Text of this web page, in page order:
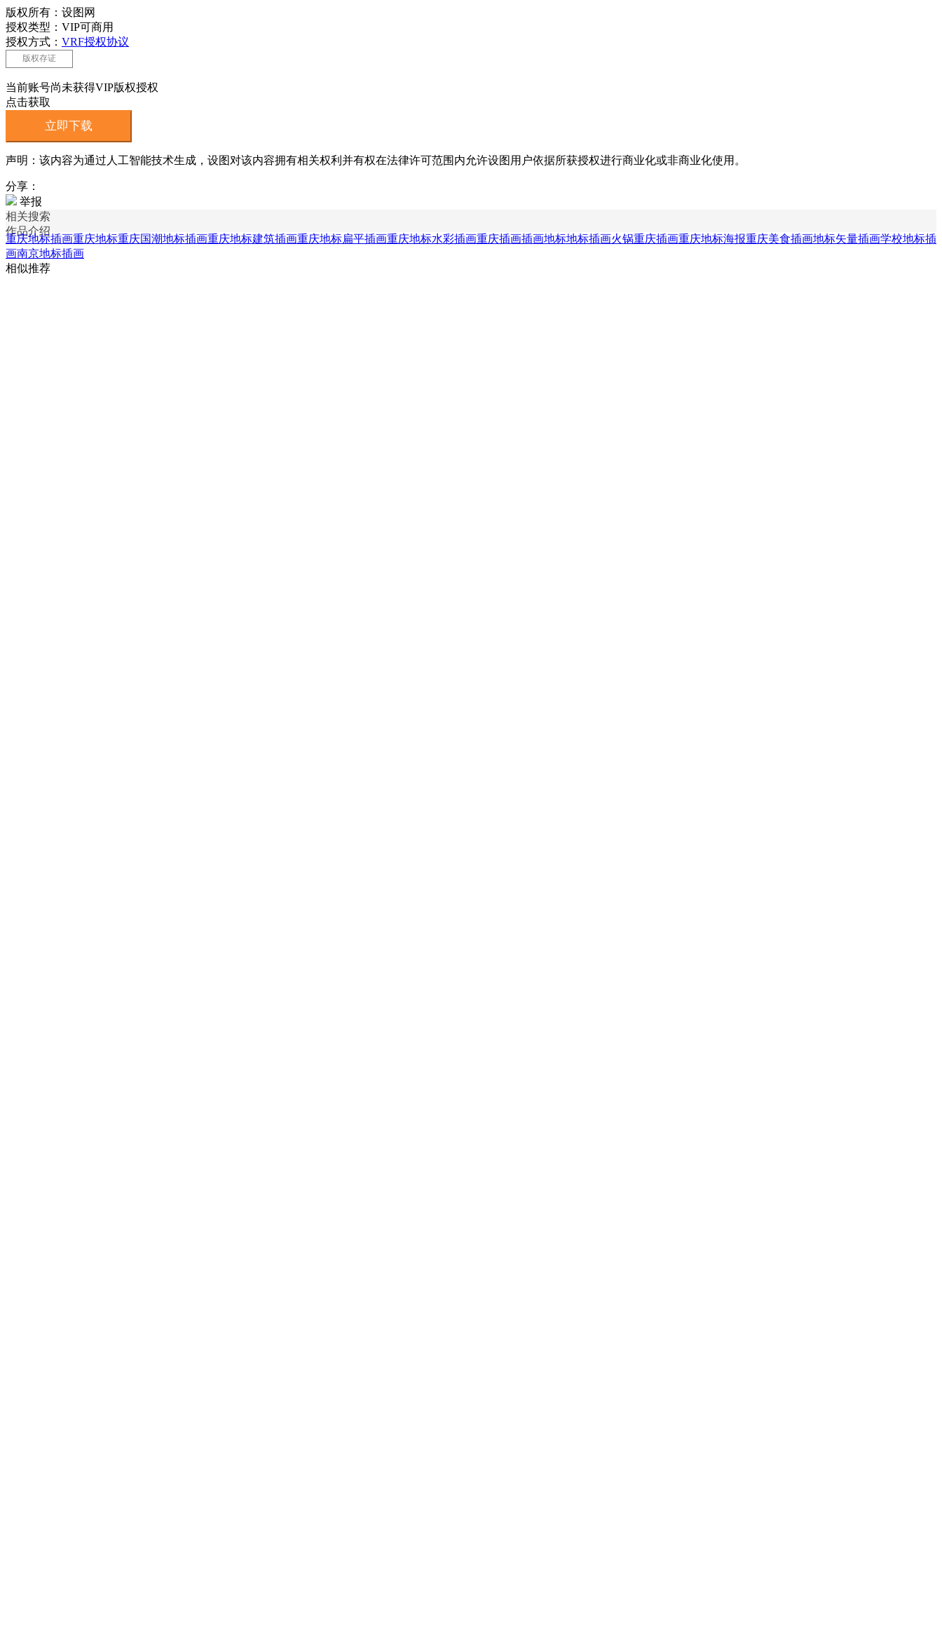
版权所有：设图网
授权类型：VIP可商用
授权方式： VRF授权协议
版权存证
当前账号尚未获得VIP版权授权
点击获取
立即下载
声明：该内容为通过人工智能技术生成，设图对该内容拥有相关权利并有权在法律许可范围内允许设图用户依据所获授权进行商业化或非商业化使用。
分享：
举报
相关搜索
作品介绍
重庆地标插画重庆地标重庆国潮地标插画重庆地标建筑插画重庆地标扁平插画重庆地标水彩插画重庆插画插画地标地标插画火锅重庆插画重庆地标海报重庆美食插画地标矢量插画学校地标插
画南京地标插画
相似推荐